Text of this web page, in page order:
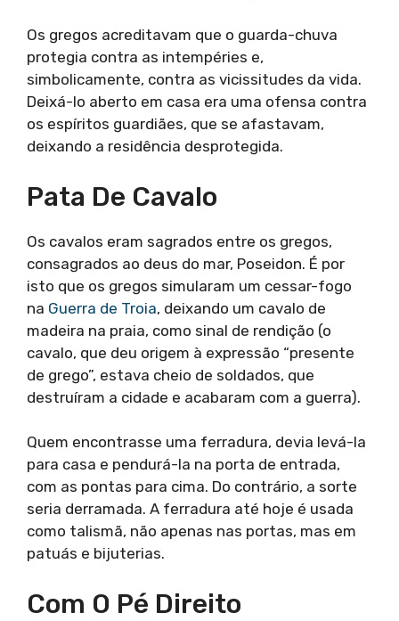
Os gregos acreditavam que o guarda-chuva
protegia contra as intempéries e,
simbolicamente, contra as vicissitudes da vida.
Deixá-lo aberto em casa era uma ofensa contra
os espíritos guardiães, que se afastavam,
deixando a residência desprotegida.
Pata De Cavalo
Os cavalos eram sagrados entre os gregos,
consagrados ao deus do mar, Poseidon. É por
isto que os gregos simularam um cessar-fogo
na Guerra de Troia, deixando um cavalo de
madeira na praia, como sinal de rendição (o
cavalo, que deu origem à expressão “presente
de grego”, estava cheio de soldados, que
destruíram a cidade e acabaram com a guerra).
Quem encontrasse uma ferradura, devia levá-la
para casa e pendurá-la na porta de entrada,
com as pontas para cima. Do contrário, a sorte
seria derramada. A ferradura até hoje é usada
como talismã, não apenas nas portas, mas em
patuás e bijuterias.
Com O Pé Direito